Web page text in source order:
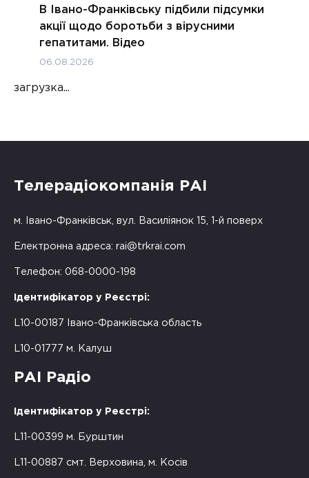
В Івано-Франківську підбили підсумки
акції щодо боротьби з вірусними
гепатитами. Відео
06.08.2026
загрузка...
Телерадіокомпанія РАІ
м. Івано-Франківськ, вул. Василіянок 15, 1-й поверх
Електронна адреса: rai@trkrai.com
Телефон: 068-0000-198
Ідентифікатор у Реєстрі:
L10-00187 Івано-Франківська область
L10-01777 м. Калуш
РАІ Радіо
Ідентифікатор у Реєстрі:
L11-00399 м. Бурштин
L11-00887 смт. Верховина, м. Косів